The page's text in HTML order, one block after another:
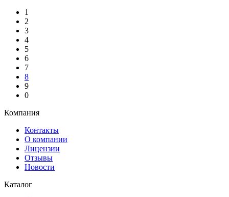
1
2
3
4
5
6
7
8
9
0
Компания
Контакты
О компании
Лицензии
Отзывы
Новости
Каталог